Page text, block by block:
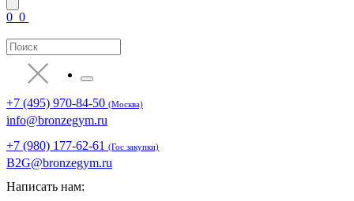
0 0
+7 (495) 970-84-50 (Москва)
info@bronzegym.ru
+7 (980) 177-62-61 (Гос закупки)
B2G@bronzegym.ru
Написать нам: